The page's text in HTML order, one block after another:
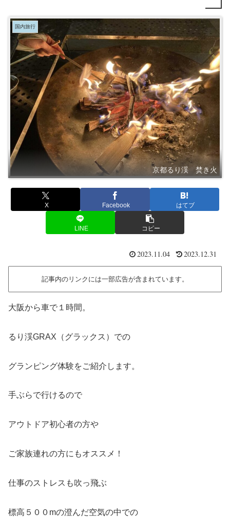
国内旅行
京都るり渓 焚き火
X Facebook はてブ
LINE コピー
2023.11.04 2023.12.31
記事内のリンクには一部広告が含まれています。
大阪から車で１時間。
るり渓GRAX（グラックス）での
グランピング体験をご紹介します。
手ぶらで行けるので
アウトドア初心者の方や
ご家族連れの方にもオススメ！
仕事のストレスも吹っ飛ぶ
標高５００mの澄んだ空気の中での